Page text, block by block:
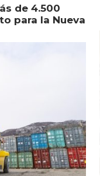
de 4.500
para la Nueva